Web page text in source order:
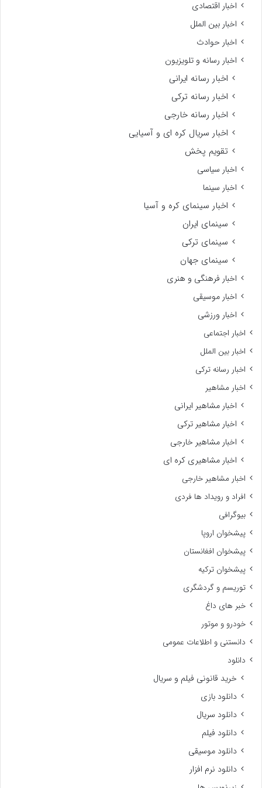
اخبار اقتصادی
اخبار بین الملل
اخبار حوادث
اخبار رسانه و تلویزیون
اخبار رسانه ایرانی
اخبار رسانه ترکی
اخبار رسانه خارجی
اخبار سریال کره ای و آسیایی
تقویم پخش
اخبار سیاسی
اخبار سینما
اخبار سینمای کره و آسیا
سینمای ایران
سینمای ترکی
سینمای جهان
اخبار فرهنگی و هنری
اخبار موسیقی
اخبار ورزشی
اخبار اجتماعی
اخبار بین الملل
اخبار رسانه ترکی
اخبار مشاهیر
اخبار مشاهیر ایرانی
اخبار مشاهیر ترکی
اخبار مشاهیر خارجی
اخبار مشاهیری کره ای
اخبار مشاهیر خارجی
افراد و رویداد ها فردی
بیوگرافی
پیشخوان اروپا
پیشخوان افغانستان
پیشخوان ترکیه
توریسم و گردشگری
خبر های داغ
خودرو و موتور
دانستنی و اطلاعات عمومی
دانلود
خرید قانونی فیلم و سریال
دانلود بازی
دانلود سریال
دانلود فیلم
دانلود موسیقی
دانلود نرم افزار